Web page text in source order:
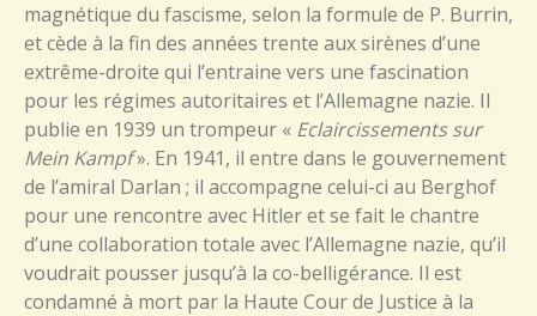
magnétique du fascisme, selon la formule de P. Burrin,
et cède à la fin des années trente aux sirènes d’une
extrême-droite qui l’entraine vers une fascination
pour les régimes autoritaires et l’Allemagne nazie. Il
publie en 1939 un trompeur « Eclaircissements sur
Mein Kampf». En 1941, il entre dans le gouvernement
de l’amiral Darlan ; il accompagne celui-ci au Berghof
pour une rencontre avec Hitler et se fait le chantre
d’une collaboration totale avec l’Allemagne nazie, qu’il
voudrait pousser jusqu’à la co-belligérance. Il est
condamné à mort par la Haute Cour de Justice à la